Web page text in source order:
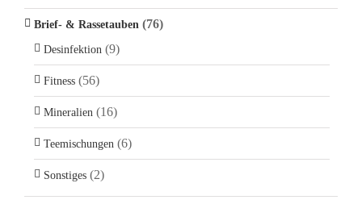
Brief- & Rassetauben (76)
Desinfektion (9)
Fitness (56)
Mineralien (16)
Teemischungen (6)
Sonstiges (2)